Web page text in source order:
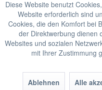
Diese Website benutzt
Website erforderlich sind
Cookies, die den Komfort bei
der Direktwerbung dienen
Websites und sozialen
mit Ihrer Zustimmung
Ablehnen Alle